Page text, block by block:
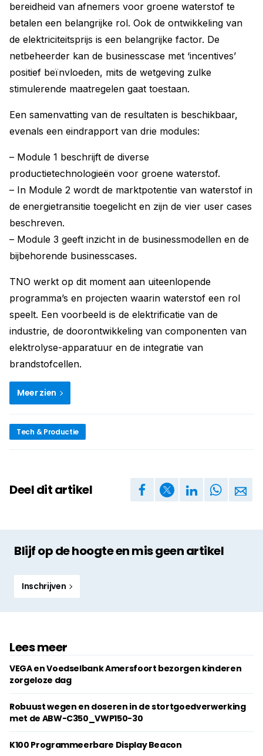
bereidheid van afnemers voor groene waterstof te
betalen een belangrijke rol. Ook de ontwikkeling van
de elektriciteitsprijs is een belangrijke factor. De
netbeheerder kan de businesscase met ‘incentives’
positief beïnvloeden, mits de wetgeving zulke
stimulerende maatregelen gaat toestaan.
Een samenvatting van de resultaten is beschikbaar,
evenals een eindrapport van drie modules:
– Module 1 beschrijft de diverse
productietechnologieën voor groene waterstof.
– In Module 2 wordt de marktpotentie van waterstof in
de energietransitie toegelicht en zijn de vier user cases
beschreven.
– Module 3 geeft inzicht in de businessmodellen en de
bijbehorende businesscases.
TNO werkt op dit moment aan uiteenlopende
programma’s en projecten waarin waterstof een rol
speelt. Een voorbeeld is de elektrificatie van de
industrie, de doorontwikkeling van componenten van
elektrolyse-apparatuur en de integratie van
brandstofcellen.
Meer zien
Tech & Productie
Deel dit artikel
Blijf op de hoogte en mis geen artikel
Inschrijven
Lees meer
VEGA en Voedselbank Amersfoort bezorgen kinderen
zorgeloze dag
Robuust wegen en doseren in de stortgoedverwerking
met de ABW-C350_VWP150-30
K100 Programmeerbare Display Beacon